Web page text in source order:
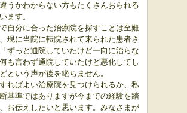
うかわからない方もたくさんおられる
ます。
自分に合った治療院を探すことは至難
現に当院に転院されて来られた患者さ
ずっと通院していたけど一向に治らな
も言わず通院していたけど悪化してし
という声が後を絶ちません。
ればよい治療院を見つけられるか、私
基準ではありますが今までの経験を踏
お伝えしたいと思います。 みなさまが